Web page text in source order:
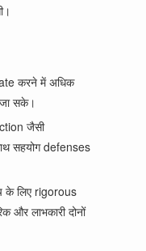
करने में अधिक
सके।
जैसी
सहयोग defenses
के लिए rigorous
और लाभकारी दोनों